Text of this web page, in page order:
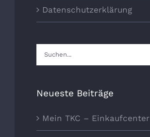
Datenschutzerklärung
Suche
nach:
Neueste Beiträge
Mein TKC – Einkaufcenter